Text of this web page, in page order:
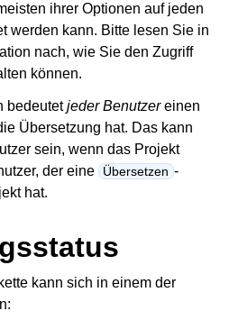
ihrer Optionen auf jeden
werden kann. Bitte lesen Sie in
nach, wie Sie den Zugriff
können.
bedeutetjeder Benutzereinen
Übersetzung hat. Das kann
sein, wenn das Projekt
der eine
Übersetzen -
hat.
kann sich in einem der